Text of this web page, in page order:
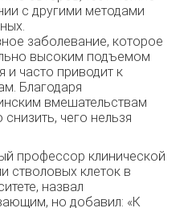
с другими методами
заболевание, которое
высоким подъемом
и часто приводит к
Благодаря
вмешательствам
чего нельзя
профессор клинической
стволовых клеток в
назвал
но добавил: «К